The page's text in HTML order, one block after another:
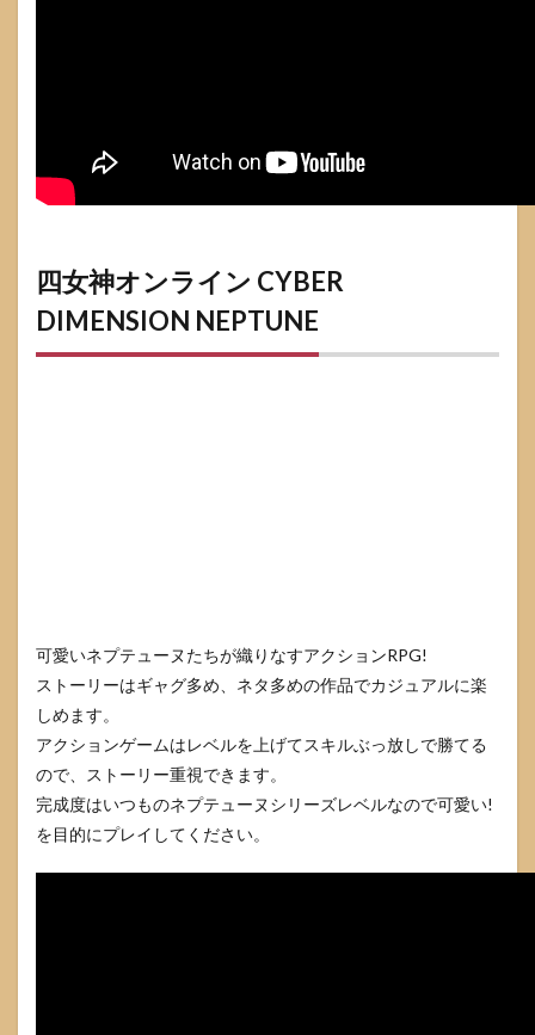
四女神オンライン CYBER
DIMENSION NEPTUNE
可愛いネプテューヌたちが織りなすアクションRPG!
ストーリーはギャグ多め、ネタ多めの作品でカジュアルに楽
しめます。
アクションゲームはレベルを上げてスキルぶっ放しで勝てる
ので、ストーリー重視できます。
完成度はいつものネプテューヌシリーズレベルなので可愛い!
を目的にプレイしてください。